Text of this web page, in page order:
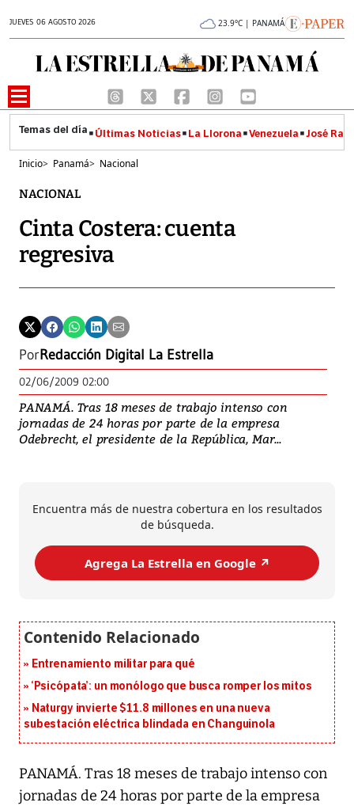
JUEVES 06 AGOSTO 2026 23.9°C | PANAMÁ
Últimas Noticias La Llorona Venezuela José
Inicio> Panamá> Nacional
NACIONAL
Cinta Costera: cuenta
regresiva
PorRedacción Digital La Estrella
02/06/2009 02:00
PANAMÁ. Tras 18 meses de trabajo intenso con
jornadas de 24 horas por parte de la empresa
Odebrecht, el presidente de la República, Mar...
Encuentra más de nuestra cobertura en los resultados
de búsqueda.
Agrega La Estrella en Google ↗️
Entrenamiento militar para qué
‘Psicópata’: un monólogo que busca romper los mitos
Naturgy invierte $11.8 millones en una nueva
subestación eléctrica blindada en Changuinola
PANAMÁ. Tras 18 meses de trabajo intenso con
jornadas de 24 horas por parte de la empresa